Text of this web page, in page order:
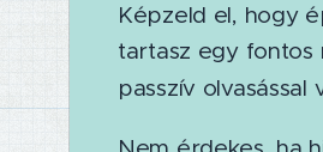
Képzeld el, hogy
tartasz egy fontos
passzív